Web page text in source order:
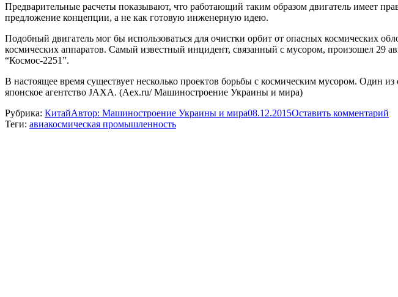
Предварительные расчеты показывают, что работающий таким образом двигатель имеет
предложение концепции, а не как готовую инженерную идею.
Подобный двигатель мог бы использоваться для очистки орбит от опасных космических
космических аппаратов. Самый известный инцидент, связанный с мусором, произошел 29
“Космос-2251”.
В настоящее время существует несколько проектов борьбы с космическим мусором. Один
японское агентство JAXA. (Aex.ru/ Машиностроение Украины и мира)
Рубрика: КитайАвтор: Машиностроение Украины и мира08.12.2015Оставить комментарий
Теги: авиакосмическая промышленность